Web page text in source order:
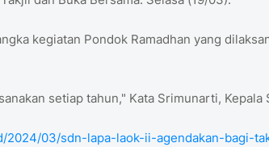
kegiatan Pondok Ramadhan yang
setiap tahun," Kata Srimunarti, Kepala
2024/03/sdn-lapa-laok-ii-agendakan-bagi-